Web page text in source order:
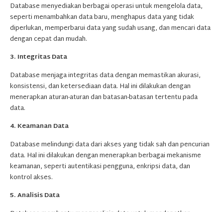
Database menyediakan berbagai operasi untuk mengelola data,
seperti menambahkan data baru, menghapus data yang tidak
diperlukan, memperbarui data yang sudah usang, dan mencari data
dengan cepat dan mudah.
3. Integritas Data
Database menjaga integritas data dengan memastikan akurasi,
konsistensi, dan ketersediaan data. Hal ini dilakukan dengan
menerapkan aturan-aturan dan batasan-batasan tertentu pada
data.
4. Keamanan Data
Database melindungi data dari akses yang tidak sah dan pencurian
data. Hal ini dilakukan dengan menerapkan berbagai mekanisme
keamanan, seperti autentikasi pengguna, enkripsi data, dan
kontrol akses.
5. Analisis Data